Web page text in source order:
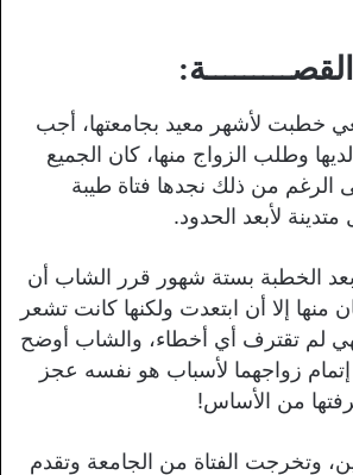
القصـــــــــة:
خطبت لأشهر معيد بجامعتها، أجب
وطلب الزواج منها، كان الجميع
الرغم من ذلك نجدها فتاة طيبة
لأبعد الحدود.
الخطبة بستة شهور قرر الشاب أن
منها إلا أن ابتعدت ولكنها كانت تشعر
لم تقترف أي أخطاء، والشاب أوضح
إتمام زواجهما لأسباب هو نفسه عجز
من الأساس!
وتخرجت الفتاة من الجامعة وتقدم